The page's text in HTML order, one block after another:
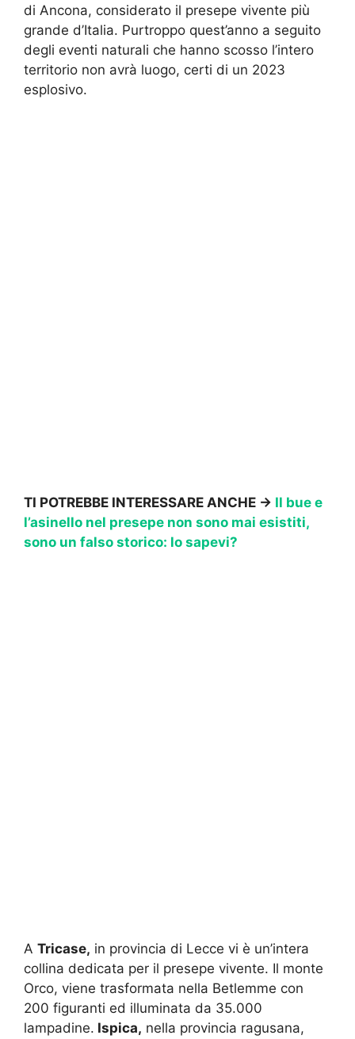
di Ancona, considerato il presepe vivente più
grande d’Italia. Purtroppo quest’anno a seguito
degli eventi naturali che hanno scosso l’intero
territorio non avrà luogo, certi di un 2023
esplosivo.
TI POTREBBE INTERESSARE ANCHE -> Il bue e
l’asinello nel presepe non sono mai esistiti,
sono un falso storico: lo sapevi?
A Tricase, in provincia di Lecce vi è un’intera
collina dedicata per il presepe vivente. Il monte
Orco, viene trasformata nella Betlemme con
200 figuranti ed illuminata da 35.000
lampadine. Ispica, nella provincia ragusana,